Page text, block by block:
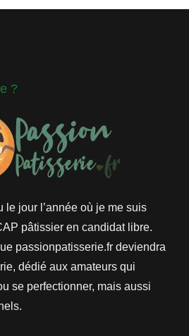
?
le jour l’année où je me suis
pâtissier en candidat libre.
passionpatisserie.fr deviendra
dédié aux amateurs qui
se perfectionner, mais aussi